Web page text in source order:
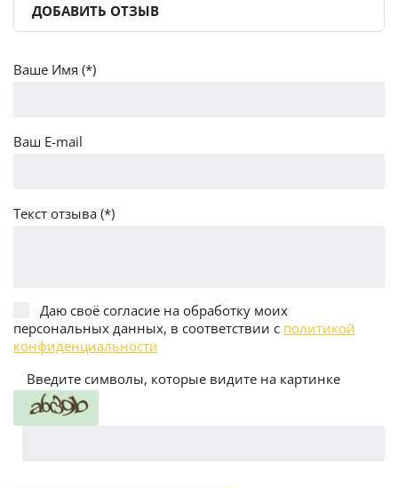
ДОБАВИТЬ ОТЗЫВ
Ваше Имя (*)
Ваш E-mail
Текст отзыва (*)
Даю своё согласие на обработку моих
персональных данных, в соответствии с политикой
конфиденциальности
Введите символы, которые видите на картинке